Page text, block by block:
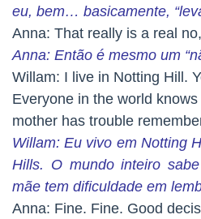
eu, bem… basicamente,
Anna: That really is a real
Anna: Então é mesmo um
Willam: I live in Notting Hill.
Everyone in the world
mother has trouble
Willam: Eu vivo em Notting
Hills. O mundo inteiro
mãe tem dificuldade em
Anna: Fine. Fine. Good